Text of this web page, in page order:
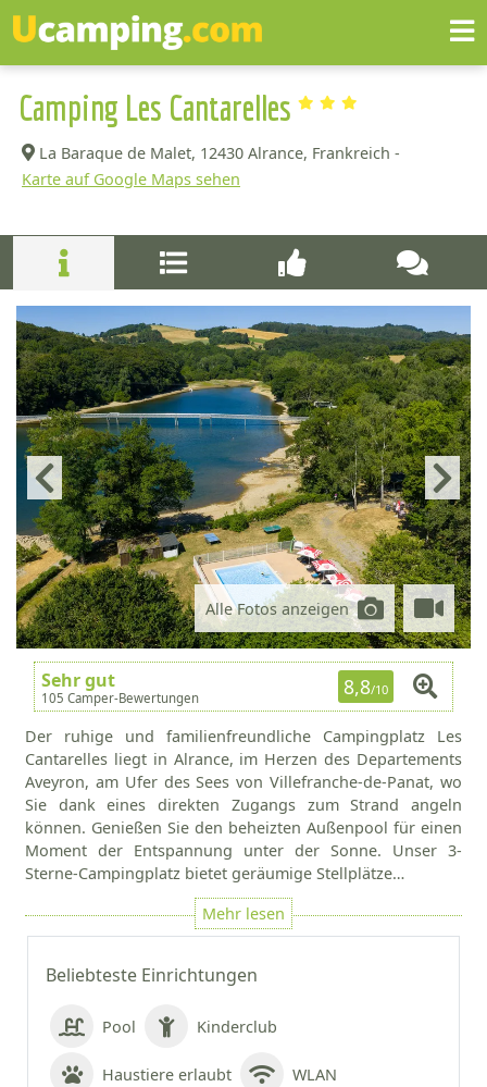
Camping Les Cantarelles
La Baraque de Malet, 12430 Alrance, Frankreich -
Karte auf Google Maps sehen
Beliebteste Einrichtungen
Pool Kinderclub
Haustiere erlaubt WLAN
Alle Fotos anzeigen
Sehr gut
105 Camper-Bewertungen 8,8/10
Der ruhige und familienfreundliche Campingplatz Les
Cantarelles liegt in Alrance, im Herzen des Departements
Aveyron, am Ufer des Sees von Villefranche-de-Panat, wo
Sie dank eines direkten Zugangs zum Strand angeln
können. Genießen Sie den beheizten Außenpool für einen
Moment der Entspannung unter der Sonne. Unser 3-
Sterne-Campingplatz bietet geräumige Stellplätze…